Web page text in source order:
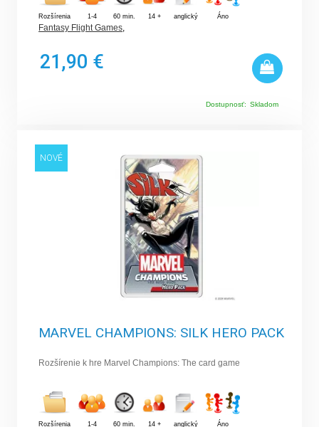
Rozšírenia 1-4 60 min. 14 + anglický Áno
Fantasy Flight Games
21,90 €
Dostupnosť: Skladom
NOVÉ
MARVEL CHAMPIONS: SILK HERO PACK
Rozšírenie k hre Marvel Champions: The card game
Rozšírenia 1-4 60 min. 14 + anglický Áno